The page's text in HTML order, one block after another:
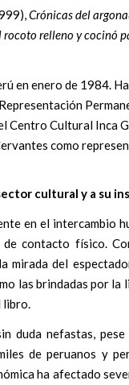
Crónicas del
rocoto relleno y cocinó
en enero de 1984.
Centro Cultural Inca
como
cultural y a su
en el intercambio
contacto físico.
mirada del
las brindadas por
libro.
duda nefastas,
de peruanos y
ha afectado